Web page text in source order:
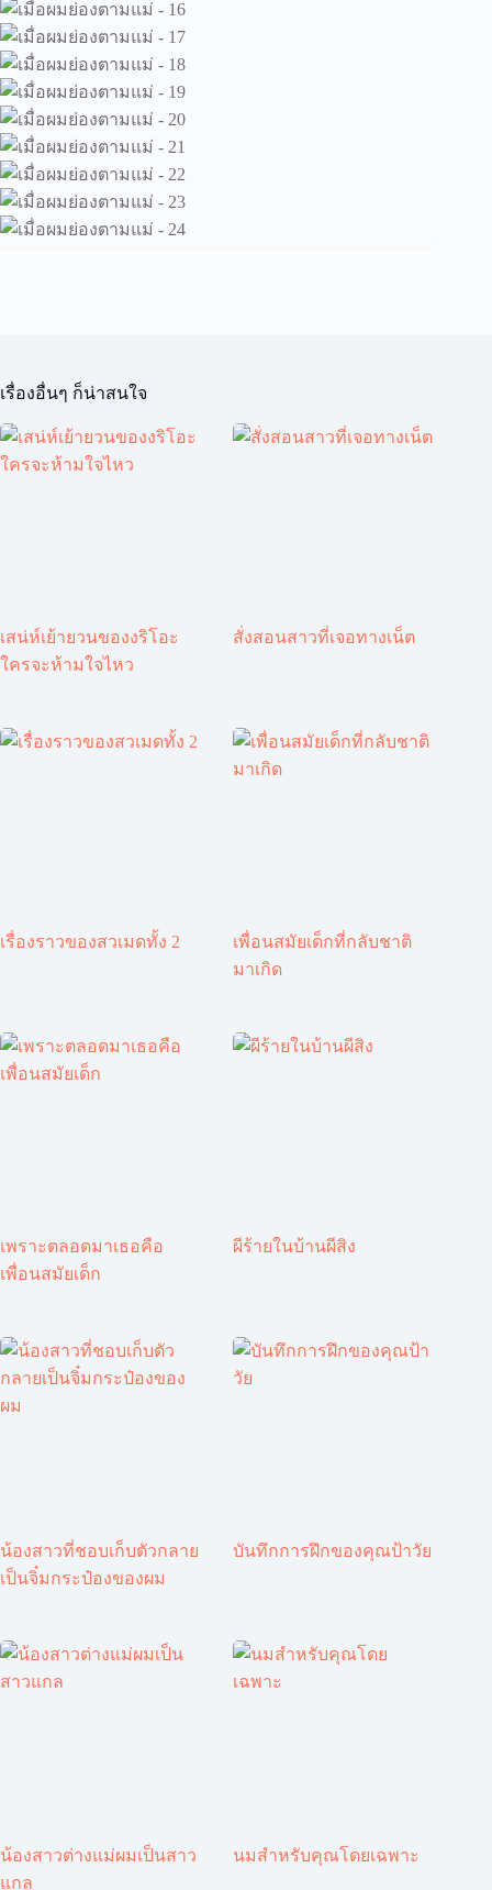
เรื่องอื่นๆ ก็น่าสนใจ
เสน่ห์เย้ายวนของงริโอะ
ใครจะห้ามใจไหว
สั่งสอนสาวที่เจอทางเน็ต
เรื่องราวของสวเมดทั้ง 2
เพื่อนสมัยเด็กที่กลับชาติ
มาเกิด
เพราะตลอดมาเธอคือ
เพื่อนสมัยเด็ก
ผีร้ายในบ้านผีสิง
น้องสาวที่ชอบเก็บตัวกลาย
เป็นจิ๋มกระป๋องของผม
บันทึกการฝึกของคุณป้าวัย
น้องสาวต่างแม่ผมเป็นสาว
แกล
นมสำหรับคุณโดยเฉพาะ